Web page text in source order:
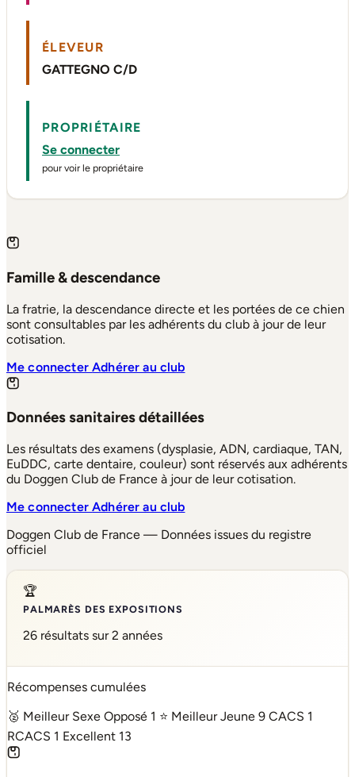
ÉLEVEUR
GATTEGNO C/D
PROPRIÉTAIRE
Se connecter
pour voir le propriétaire
Famille & descendance
La fratrie, la descendance directe et les portées de ce chien
sont consultables par les adhérents du club à jour de leur
cotisation.
Me connecterAdhérer au club
Données sanitaires détaillées
Les résultats des examens (dysplasie, ADN, cardiaque, TAN,
EuDDC, carte dentaire, couleur) sont réservés aux adhérents
du Doggen Club de France à jour de leur cotisation.
Me connecterAdhérer au club
Doggen Club de France — Données issues du registre
officiel
🏆
PALMARÈS DES EXPOSITIONS
26 résultats sur 2 années
Récompenses cumulées
🥈 Meilleur Sexe Opposé 1 ⭐ Meilleur Jeune 9 CACS 1
RCACS 1 Excellent 13